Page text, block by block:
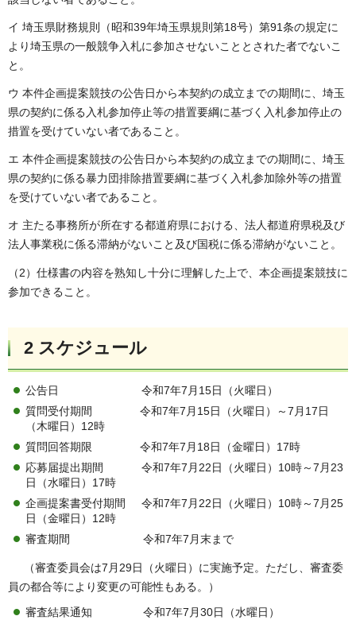
イ 埼玉県財務規則（昭和39年埼玉県規則第18号）第91条の規定に
より埼玉県の一般競争入札に参加させないこととされた者でないこ
と。
ウ 本件企画提案競技の公告日から本契約の成立までの期間に、埼玉
県の契約に係る入札参加停止等の措置要綱に基づく入札参加停止の
措置を受けていない者であること。
エ 本件企画提案競技の公告日から本契約の成立までの期間に、埼玉
県の契約に係る暴力団排除措置要綱に基づく入札参加除外等の措置
を受けていない者であること。
オ 主たる事務所が所在する都道府県における、法人都道府県税及び
法人事業税に係る滞納がないこと及び国税に係る滞納がないこと。
（2）仕様書の内容を熟知し十分に理解した上で、本企画提案競技に
参加できること。
2 スケジュール
公告日 令和7年7月15日（火曜日）
質問受付期間 令和7年7月15日（火曜日）～7月17日
（木曜日）12時
質問回答期限 令和7年7月18日（金曜日）17時
応募届提出期間 令和7年7月22日（火曜日）10時～7月23
日（水曜日）17時
企画提案書受付期間 令和7年7月22日（火曜日）10時～7月25
日（金曜日）12時
審査期間 令和7年7月末まで
（審査委員会は7月29日（火曜日）に実施予定。ただし、審査委
員の都合等により変更の可能性もある。）
審査結果通知 令和7年7月30日（水曜日）